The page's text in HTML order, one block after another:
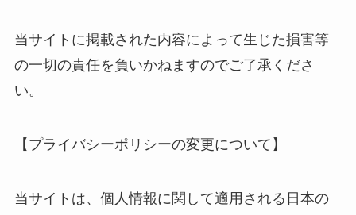
当サイトに掲載された内容によって生じた損害等
の一切の責任を負いかねますのでご了承くださ
い。
【プライバシーポリシーの変更について】
当サイトは、個人情報に関して適用される日本の